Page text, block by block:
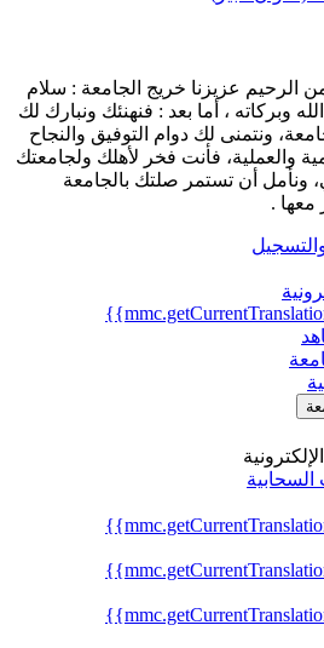
الرحيم عزيزنا خريج الجامعة : سلام
وبركاته ، أما بعد : فنهنئك ونبارك لك
ونتمنى لك دوام التوفيق والنجاح
والعملية، فأنت فخر لأهلك ولجامعتك
ونأمل أن تستمر صلتك بالجامعة
.